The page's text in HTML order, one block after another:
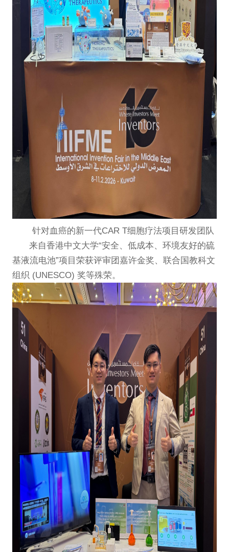
针对血癌的新一代CAR T细胞疗法项目研发团队
来自香港中文大学“安全、低成本、环境友好的硫
基液流电池”项目荣获评审团嘉许金奖、联合国教科文
组织 (UNESCO) 奖等殊荣。